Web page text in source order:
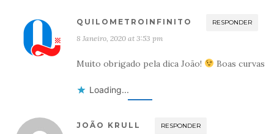
QUILOMETROINFINITO RESPONDER
8 Janeiro, 2020 at 3:53 pm
Muito obrigado pela dica João! Boas curvas
Loading...
JOÃO KRULL RESPONDER